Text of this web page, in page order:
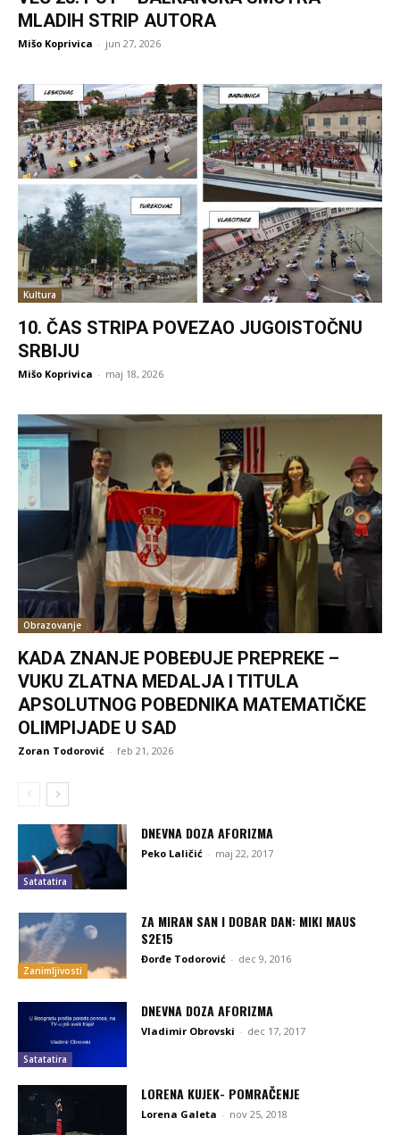
MLADIH STRIP AUTORA
Mišo Koprivica - jun 27, 2026
Kultura
10. ČAS STRIPA POVEZAO JUGOISTOČNU
SRBIJU
Mišo Koprivica - maj 18, 2026
Obrazovanje
KADA ZNANJE POBEĐUJE PREPREKE –
VUKU ZLATNA MEDALJA I TITULA
APSOLUTNOG POBEDNIKA MATEMATIČKE
OLIMPIJADE U SAD
Zoran Todorović - feb 21, 2026
Satatatira
DNEVNA DOZA AFORIZMA
Peko Laličić - maj 22, 2017
Zanimljivosti
ZA MIRAN SAN I DOBAR DAN: MIKI MAUS
S2E15
Đorđe Todorović - dec 9, 2016
Satatatira
DNEVNA DOZA AFORIZMA
Vladimir Obrovski - dec 17, 2017
LORENA KUJEK- POMRAČENJE
Lorena Galeta - nov 25, 2018